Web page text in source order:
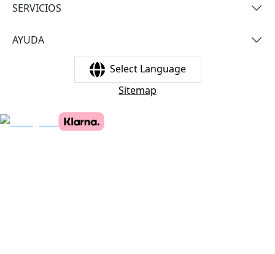
SERVICIOS
AYUDA
Select Language
Sitemap